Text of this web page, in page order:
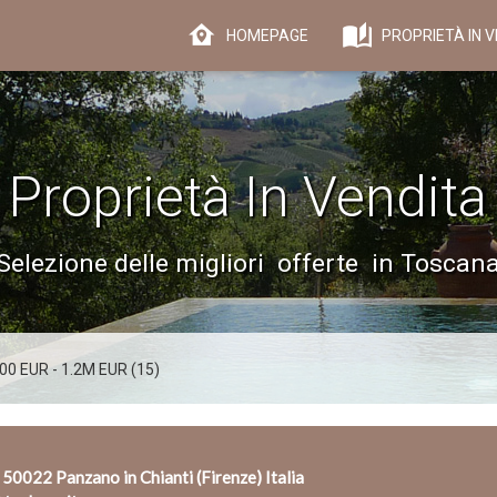
HOMEPAGE PROPRIETÀ IN
EUR - 1.2M EUR (15)
Proprietà In Vendita
delle migliori offerte in
Panzano in Chianti (Firenze) Italia